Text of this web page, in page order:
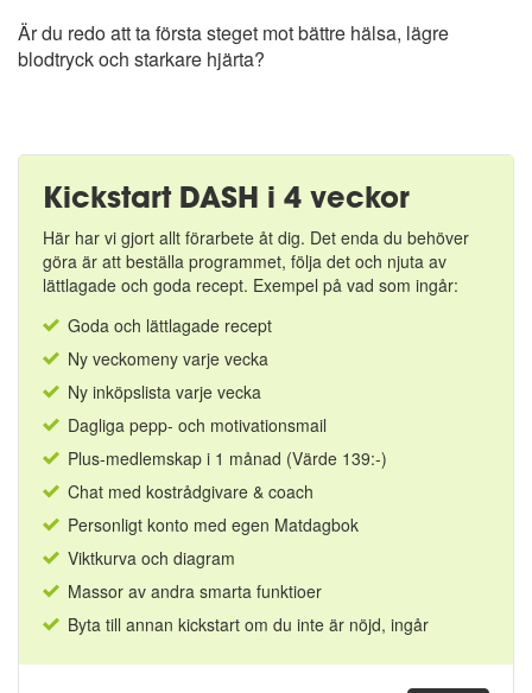
Är du redo att ta första steget mot bättre hälsa, lägre
blodtryck och starkare hjärta?
Kickstart DASH i 4 veckor
Här har vi gjort allt förarbete åt dig. Det enda du behöver
göra är att beställa programmet, följa det och njuta av
lättlagade och goda recept. Exempel på vad som ingår:
Goda och lättlagade recept
Ny veckomeny varje vecka
Ny inköpslista varje vecka
Dagliga pepp- och motivationsmail
Plus-medlemskap i 1 månad (Värde 139:-)
Chat med kostrådgivare & coach
Personligt konto med egen Matdagbok
Viktkurva och diagram
Massor av andra smarta funktioer
Byta till annan kickstart om du inte är nöjd, ingår